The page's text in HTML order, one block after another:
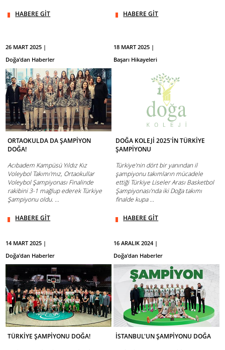
HABERE GİT HABERE GİT
26 MART 2025 |
Doğa'dan Haberler
ORTAOKULDA DA ŞAMPİYON
DOĞA!
Acıbadem Kampüsü Yıldız Kız
Voleybol Takımı'mız, Ortaokullar
Voleybol Şampiyonası Finalinde
rakibini 3-1 mağlup ederek Türkiye
Şampiyonu oldu. ...
HABERE GİT
18 MART 2025 |
Başarı Hikayeleri
DOĞA KOLEJİ 2025'İN TÜRKİYE
ŞAMPİYONU
Türkiye’nin dört bir yanından il
şampiyonu takımların mücadele
ettiği Türkiye Liseler Arası Basketbol
Şampiyonası’nda iki Doğa takımı
finalde kupa ...
HABERE GİT
14 MART 2025 |
Doğa'dan Haberler
TÜRKİYE ŞAMPİYONU DOĞA!
16 ARALIK 2024 |
Doğa'dan Haberler
İSTANBUL'UN ŞAMPİYONU DOĞA